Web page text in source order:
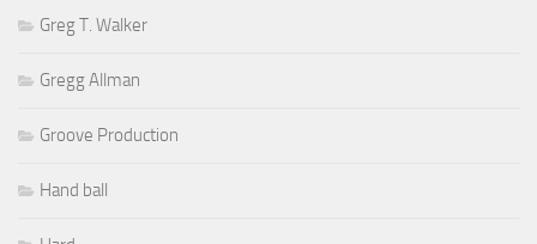
Greg T. Walker
Gregg Allman
Groove Production
Hand ball